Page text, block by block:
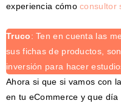
experiencia cómoconsultor
Truco: Ten en cuenta las
sus fichas de productos,
inversión para hacer
Ahora si que si vamos con
en tu eCommerce y que